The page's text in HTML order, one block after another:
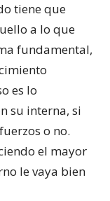
tiene que
a lo que
fundamental,
es lo
su interna, si
o no.
el mayor
le vaya bien